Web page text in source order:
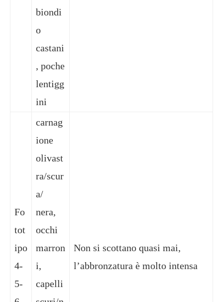
biondi
o
castani
, poche
lentigg
ini
Fo
tot
ipo
4-
5-
carnag
ione
olivast
ra/scur
a/
nera,
occhi
marron
i,
capelli
Non si scottano quasi mai,
l’abbronzatura è molto intensa